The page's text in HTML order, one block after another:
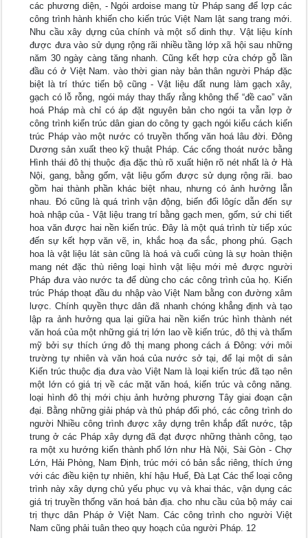
các phương diện, - Ngói ardoise mang từ Pháp sang để lợp các
công trình hành khiến cho kiến trúc Việt Nam lật sang trang mới.
Nhu cầu xây dựng của chính và một số dinh thự. Vật liệu kính
được đưa vào sử dụng rộng rãi nhiều tầng lớp xã hội sau những
năm 30 ngày càng tăng nhanh. Cũng kết hợp cửa chớp gỗ lần
đầu có ở Việt Nam. vào thời gian này bản thân người Pháp đặc
biệt là trí thức tiến bộ cũng - Vật liệu đất nung làm gạch xây,
gạch có lỗ rỗng, ngói máy thay thấy rằng không thể “đề cao” văn
hoá Pháp mà chỉ có áp đặt nguyên bản cho ngói ta vẫn lợp ở
công trình kiến trúc dân gian do công ty gạch ngói kiểu cách kiến
trúc Pháp vào một nước có truyền thống văn hoá lâu đời. Đông
Dương sản xuất theo kỹ thuật Pháp. Các cống thoát nước bằng
Hình thái đô thị thuộc địa đặc thù rõ xuất hiện rõ nét nhất là ở Hà
Nội, gang, bằng gốm, vật liệu gốm được sử dụng rộng rãi. bao
gồm hai thành phần khác biệt nhau, nhưng có ảnh hưởng lẫn
nhau. Đó cũng là quá trình vận động, biến đổi lôgíc dẫn đến sự
hoà nhập của - Vật liệu trang trí bằng gạch men, gốm, sứ chi tiết
hoa văn được hai nền kiến trúc. Đây là một quá trình từ tiếp xúc
đến sự kết hợp văn vẽ, in, khắc hoạ đa sắc, phong phú. Gạch
hoa là vật liệu lát sàn cũng là hoá và cuối cùng là sự hoàn thiện
mang nét đặc thù riêng loại hình vật liệu mới mẻ được người
Pháp đưa vào nước ta để dùng cho các công trình của họ. Kiến
trúc Pháp thoạt đầu du nhập vào Việt Nam bằng con đường xâm
lược. Chính quyền thực dân đã nhanh chóng khẳng định và tạo
lập ra ảnh hưởng qua lại giữa hai nền kiến trúc hình thành nét
văn hoá của một những giá trị lớn lao về kiến trúc, đô thị và thẩm
mỹ bởi sự thích ứng đô thị mang phong cách á Đông: với môi
trường tự nhiên và văn hoá của nước sở tại, để lại một di sản
Kiến trúc thuộc địa đưa vào Việt Nam là loại kiến trúc đã tạo nên
một lớn có giá trị về các mặt văn hoá, kiến trúc và công năng.
loại hình đô thị mới chịu ảnh hưởng phương Tây giai đoạn cận
đại. Bằng những giải pháp và thủ pháp đối phó, các công trình do
người Nhiều công trình được xây dựng trên khắp đất nước, tập
trung ở các Pháp xây dựng đã đạt được những thành công, tạo
ra một xu hướng kiến thành phố lớn như Hà Nội, Sài Gòn - Chợ
Lớn, Hải Phòng, Nam Định, trúc mới có bản sắc riêng, thích ứng
với các điều kiện tự nhiên, khí hậu Huế, Đà Lạt Các thể loại công
trình này xây dựng chủ yếu phục vụ và khai thác, vận dụng các
giá trị truyền thống văn hoá bản địa. cho nhu cầu của bộ máy cai
trị thực dân Pháp ở Việt Nam. Các công trình cho người Việt
Nam cũng phải tuân theo quy hoạch của người Pháp. 12